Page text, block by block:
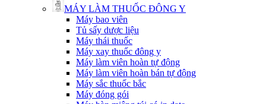
MÁY LÀM THUỐC ĐÔNG Y
Máy bao viên
Tủ sấy dược liệu
Máy thái thuốc
Máy xay thuốc đông y
Máy làm viên hoàn tự động
Máy làm viên hoàn bán tự động
Máy sắc thuốc bắc
Máy đóng gói